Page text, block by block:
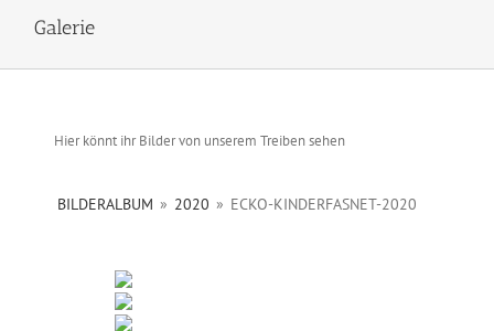
Galerie
Hier könnt ihr Bilder von unserem Treiben sehen
BILDERALBUM » 2020 » ECKO-KINDERFASNET-2020